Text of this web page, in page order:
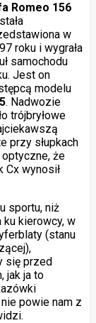
Romeo 156
w
roku i wygrała
samochodu
Jest on
modelu
. Nadwozie
trójbryłowe
przy słupkach
że
Cx wynosił
sportu, niż
ku kierowcy, w
(stanu
się przed
jak ja to
powie nam z